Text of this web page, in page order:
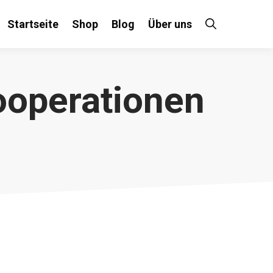
Startseite Shop Blog Über uns